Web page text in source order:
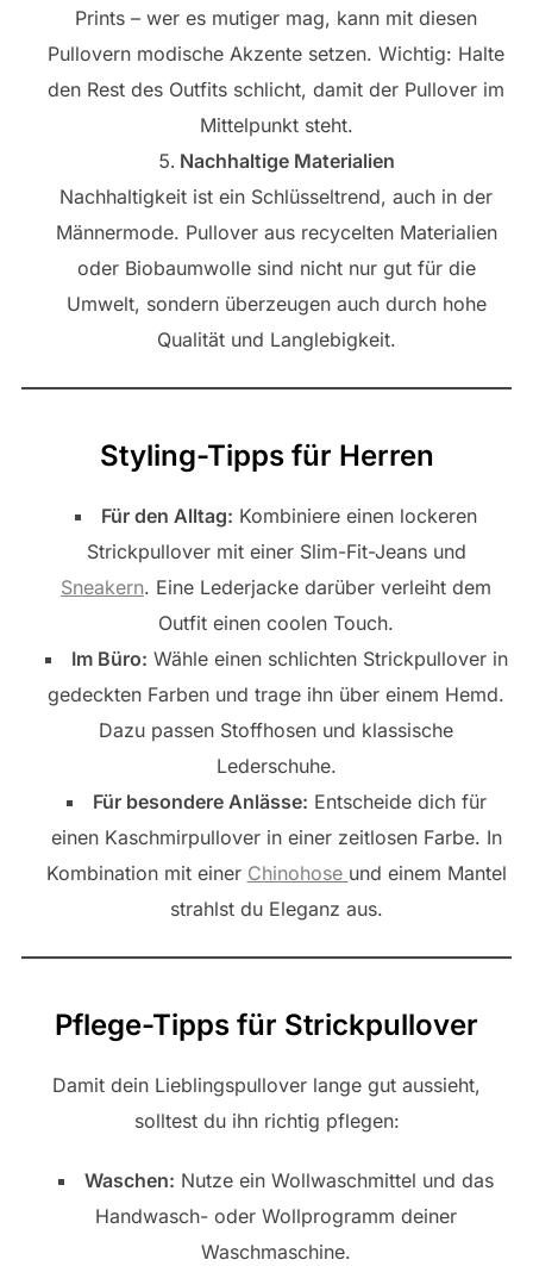
Prints – wer es mutiger mag, kann mit diesen
Pullovern modische Akzente setzen. Wichtig: Halte
den Rest des Outfits schlicht, damit der Pullover im
Mittelpunkt steht.
Nachhaltige Materialien
Nachhaltigkeit ist ein Schlüsseltrend, auch in der
Männermode. Pullover aus recycelten Materialien
oder Biobaumwolle sind nicht nur gut für die
Umwelt, sondern überzeugen auch durch hohe
Qualität und Langlebigkeit.
Styling-Tipps für Herren
Für den Alltag: Kombiniere einen lockeren
Strickpullover mit einer Slim-Fit-Jeans und
Sneakern. Eine Lederjacke darüber verleiht dem
Outfit einen coolen Touch.
Im Büro: Wähle einen schlichten Strickpullover in
gedeckten Farben und trage ihn über einem Hemd.
Dazu passen Stoffhosen und klassische
Lederschuhe.
Für besondere Anlässe: Entscheide dich für
einen Kaschmirpullover in einer zeitlosen Farbe. In
Kombination mit einer Chinohose und einem Mantel
strahlst du Eleganz aus.
Pflege-Tipps für Strickpullover
Damit dein Lieblingspullover lange gut aussieht,
solltest du ihn richtig pflegen:
Waschen: Nutze ein Wollwaschmittel und das
Handwasch- oder Wollprogramm deiner
Waschmaschine.